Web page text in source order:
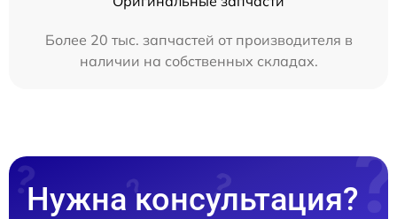
Более 20 тыс. запчастей от производителя в
наличии на собственных складах.
Нужна консультация?